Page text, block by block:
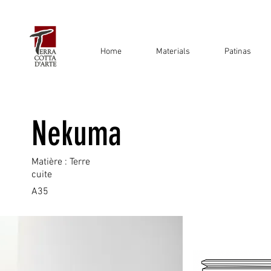
Home Materials Patinas
Nekuma
Matière : Terre
cuite
A35